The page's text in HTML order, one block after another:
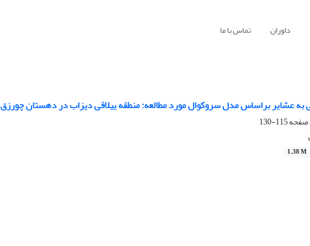
داوران تماس با ما
به عشایر براساس مدل سروکوال مورد مطالعه: منطقه ییلاقی دیزاب در دهستان چورزق
115-130
1.38 M